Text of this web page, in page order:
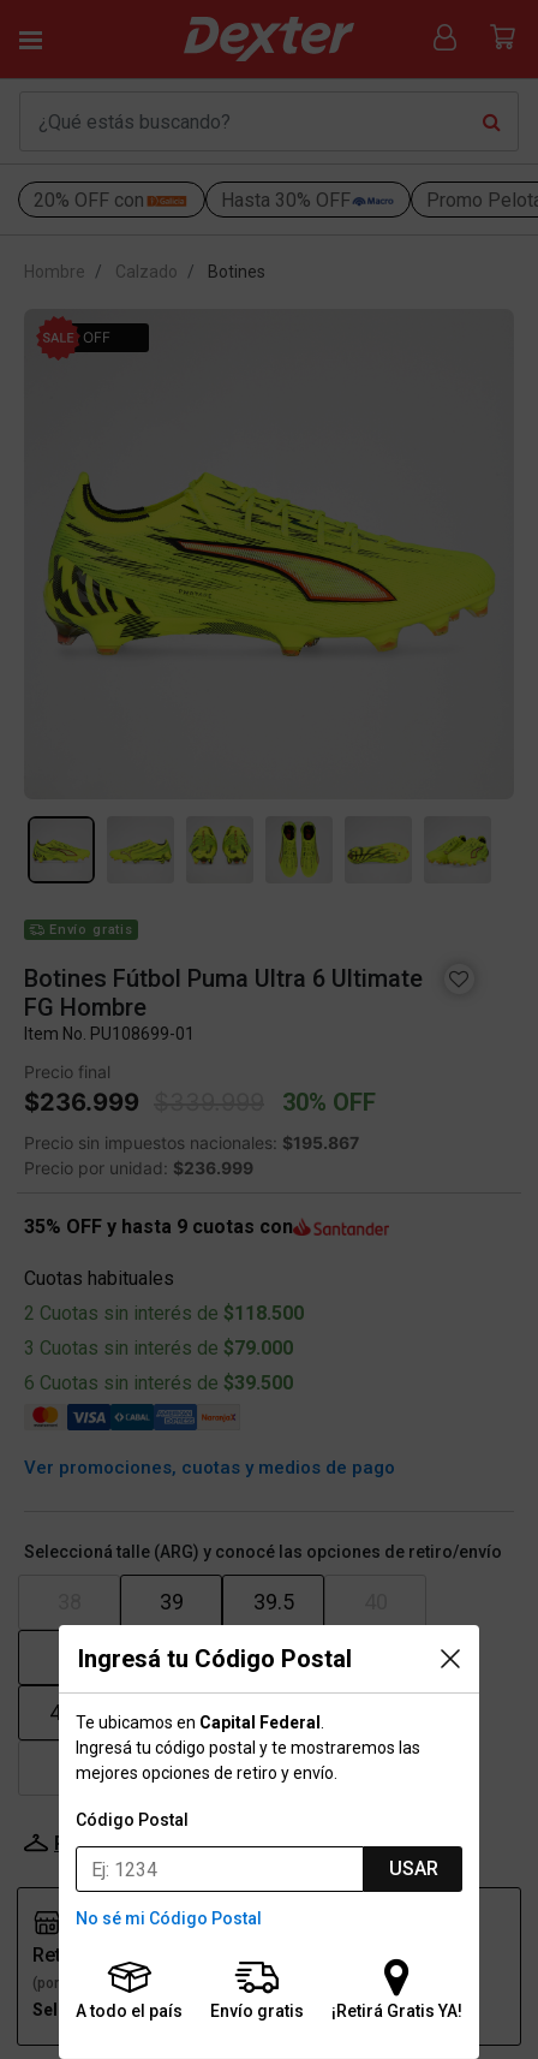
20% OFF con Hasta 30% OFF Promo
Ingresá tu Código Postal
Te ubicamos en Capital Federal
Ingresá tu código postal y te mostraremos las
mejores opciones de retiro y envío.
Código Postal
USAR
No sé mi Código Postal
A todo el país Envío gratis ¡Retirá Gratis YA!
Hombre Calzado Botines
30% OFF
Envío gratis
Botines Fútbol Puma Ultra 6 Ultimate
FG Hombre
Item No. PU108699-01
Precio final
$236.999 Price reduced from
30% OFF
Precio sin impuestos nacionales: $195.867
Precio por unidad: $236.999
35% OFF y hasta 9 cuotas con
Cuotas habituales
2 Cuotas sin interés de $118.500
3 Cuotas sin interés de $79.000
6 Cuotas sin interés de $39.500
Ver promociones, cuotas y medios de pago
Seleccioná talle (ARG) y conocé las opciones de retiro/envío
39 39.5
41 41.5 42
43.5 45
46 47
Probador Virtual Tabla de talles
Retiro
(por una sucursal)
Seleccioná talle Seleccioná talle